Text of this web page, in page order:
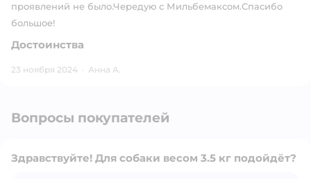
проявлений не было.Чередую с Мильбемаксом.Спасибо
большое!
Достоинства
23 ноября 2024 · Анна А.
Вопросы покупателей
Здравствуйте! Для собаки весом 3.5 кг подойдёт?